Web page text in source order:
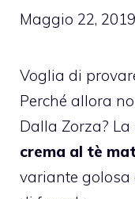
Maggio 22, 2019
Voglia di
Perché allora
Dalla Zorza? La
crema al tè
variante